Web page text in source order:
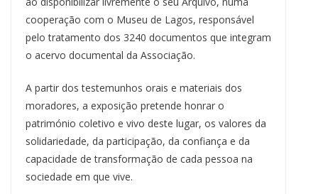
cooperação com o Museu de Lagos, responsável
pelo tratamento dos 3240 documentos que integram
o acervo documental da Associação.
A partir dos testemunhos orais e materiais dos
moradores, a exposição pretende honrar o
património coletivo e vivo deste lugar, os valores da
solidariedade, da participação, da confiança e da
capacidade de transformação de cada pessoa na
sociedade em que vive.